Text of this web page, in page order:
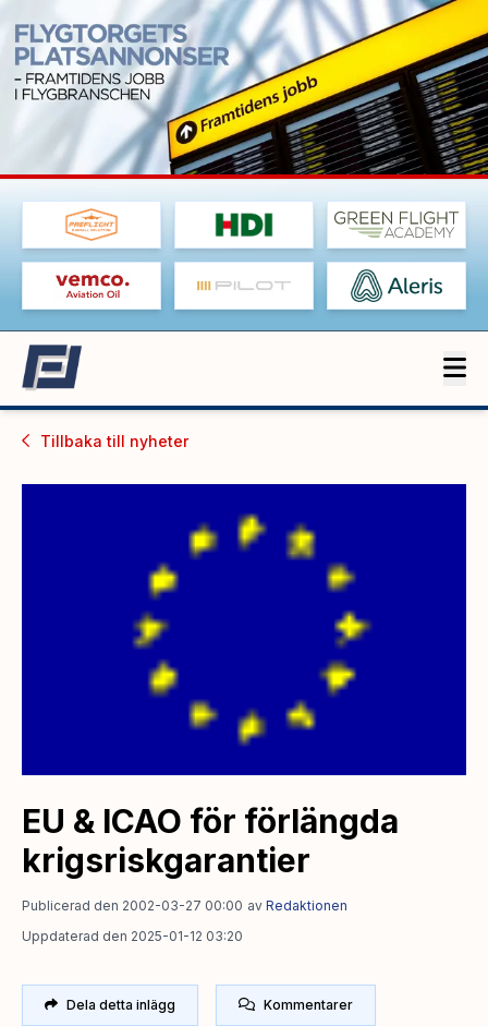
Tillbaka till nyheter
EU & ICAO för förlängda
krigsriskgarantier
Publicerad den 2002-03-27 00:00 av Redaktionen
Uppdaterad den 2025-01-12 03:20
Dela detta inlägg Kommentarer